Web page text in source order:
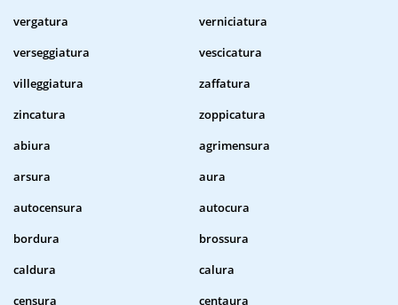
vergatura
verniciatura
verseggiatura
vescicatura
villeggiatura
zaffatura
zincatura
zoppicatura
abiura
agrimensura
arsura
aura
autocensura
autocura
bordura
brossura
caldura
calura
censura
centaura